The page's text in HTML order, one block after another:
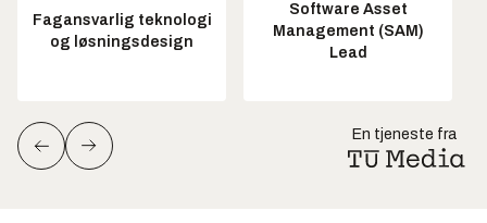
Fagansvarlig teknologi
og løsningsdesign
Software Asset
Management (SAM)
Lead
En tjeneste fra